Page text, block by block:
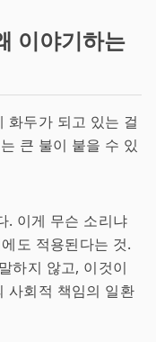
이야기하는
화두가 되고 있는 걸
큰 불이 붙을 수 있
. 이게 무슨 소리냐
도 적용된다는 것.
하지 않고, 이것이
사회적 책임의 일환